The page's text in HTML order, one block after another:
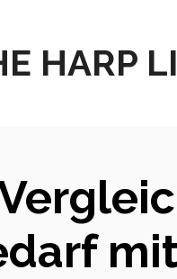
HARP